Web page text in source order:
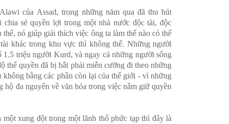
Alawi của Assad, trong những năm qua đã thu hút
chia sẻ quyền lợi trong một nhà nước độc tài, độc
thế,nó giúp giải thích việc ông ta làm thế nào có thể
khác trong khu vực thì không thể. Những người
triệu người Kurd, và ngay cả những người sống
thế quyền đã bị bắt phải miễn cưỡng đi theo những
bằng các phần còn lại của thế giới - vì những
đa nguyên về văn hóa trong việc nắm giữ quyền
xung đột trong một lãnh thổ phức tạp thì đây là